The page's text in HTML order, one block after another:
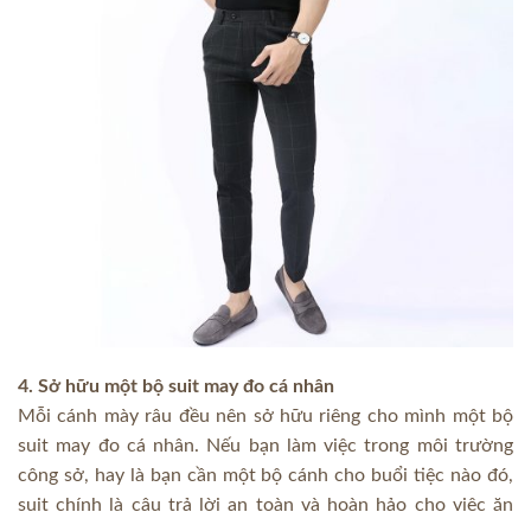
4. Sở hữu một bộ suit may đo cá nhân
Mỗi cánh mày râu đều nên sở hữu riêng cho mình một bộ
suit may đo cá nhân. Nếu bạn làm việc trong môi trường
công sở, hay là bạn cần một bộ cánh cho buổi tiệc nào đó,
suit chính là câu trả lời an toàn và hoàn hảo cho việc ăn